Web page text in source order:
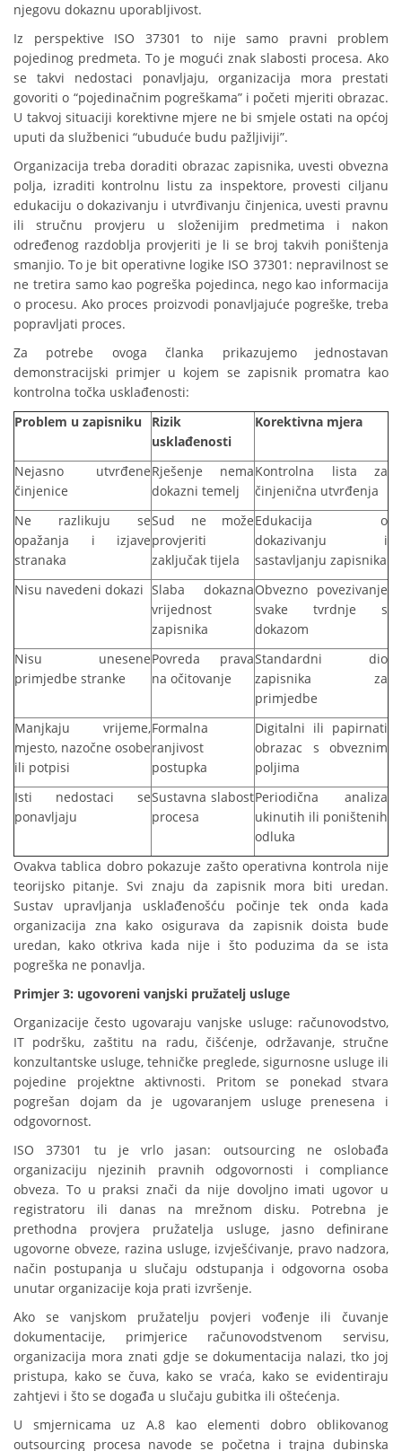
njegovu dokaznu uporabljivost.
Iz perspektive ISO 37301 to nije samo pravni problem
pojedinog predmeta. To je mogući znak slabosti procesa. Ako
se takvi nedostaci ponavljaju, organizacija mora prestati
govoriti o “pojedinačnim pogreškama” i početi mjeriti obrazac.
U takvoj situaciji korektivne mjere ne bi smjele ostati na općoj
uputi da službenici “ubuduće budu pažljiviji”.
Organizacija treba doraditi obrazac zapisnika, uvesti obvezna
polja, izraditi kontrolnu listu za inspektore, provesti ciljanu
edukaciju o dokazivanju i utvrđivanju činjenica, uvesti pravnu
ili stručnu provjeru u složenijim predmetima i nakon
određenog razdoblja provjeriti je li se broj takvih poništenja
smanjio. To je bit operativne logike ISO 37301: nepravilnost se
ne tretira samo kao pogreška pojedinca, nego kao informacija
o procesu. Ako proces proizvodi ponavljajuće pogreške, treba
popravljati proces.
Za potrebe ovoga članka prikazujemo jednostavan
demonstracijski primjer u kojem se zapisnik promatra kao
kontrolna točka usklađenosti:
Problem u zapisniku
Rizik
usklađenosti
Korektivna mjera
Nejasno utvrđene
činjenice
Rješenje nema
dokazni temelj
Kontrolna lista za
činjenična utvrđenja
Ne razlikuju se
opažanja i izjave
stranaka
Sud ne može
provjeriti
zaključak tijela
Edukacija o
dokazivanju i
sastavljanju zapisnika
Nisu navedeni dokazi Slaba dokazna
vrijednost
zapisnika
Obvezno povezivanje
svake tvrdnje s
dokazom
Nisu unesene
primjedbe stranke
Povreda prava
na očitovanje
Standardni dio
zapisnika za
primjedbe
Manjkaju vrijeme,
mjesto, nazočne osobe
ili potpisi
Formalna
ranjivost
postupka
Digitalni ili papirnati
obrazac s obveznim
poljima
Isti nedostaci se
ponavljaju
Sustavna slabost
procesa
Periodična analiza
ukinutih ili poništenih
odluka
Ovakva tablica dobro pokazuje zašto operativna kontrola nije
teorijsko pitanje. Svi znaju da zapisnik mora biti uredan.
Sustav upravljanja usklađenošću počinje tek onda kada
organizacija zna kako osigurava da zapisnik doista bude
uredan, kako otkriva kada nije i što poduzima da se ista
pogreška ne ponavlja.
Primjer 3: ugovoreni vanjski pružatelj usluge
Organizacije često ugovaraju vanjske usluge: računovodstvo,
IT podršku, zaštitu na radu, čišćenje, održavanje, stručne
konzultantske usluge, tehničke preglede, sigurnosne usluge ili
pojedine projektne aktivnosti. Pritom se ponekad stvara
pogrešan dojam da je ugovaranjem usluge prenesena i
odgovornost.
ISO 37301 tu je vrlo jasan: outsourcing ne oslobađa
organizaciju njezinih pravnih odgovornosti i compliance
obveza. To u praksi znači da nije dovoljno imati ugovor u
registratoru ili danas na mrežnom disku. Potrebna je
prethodna provjera pružatelja usluge, jasno definirane
ugovorne obveze, razina usluge, izvješćivanje, pravo nadzora,
način postupanja u slučaju odstupanja i odgovorna osoba
unutar organizacije koja prati izvršenje.
Ako se vanjskom pružatelju povjeri vođenje ili čuvanje
dokumentacije, primjerice računovodstvenom servisu,
organizacija mora znati gdje se dokumentacija nalazi, tko joj
pristupa, kako se čuva, kako se vraća, kako se evidentiraju
zahtjevi i što se događa u slučaju gubitka ili oštećenja.
U smjernicama uz A.8 kao elementi dobro oblikovanog
outsourcing procesa navode se početna i trajna dubinska